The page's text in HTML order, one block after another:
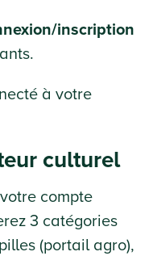
inscription
à votre
culturel
compte
3 catégories
(portail agro),